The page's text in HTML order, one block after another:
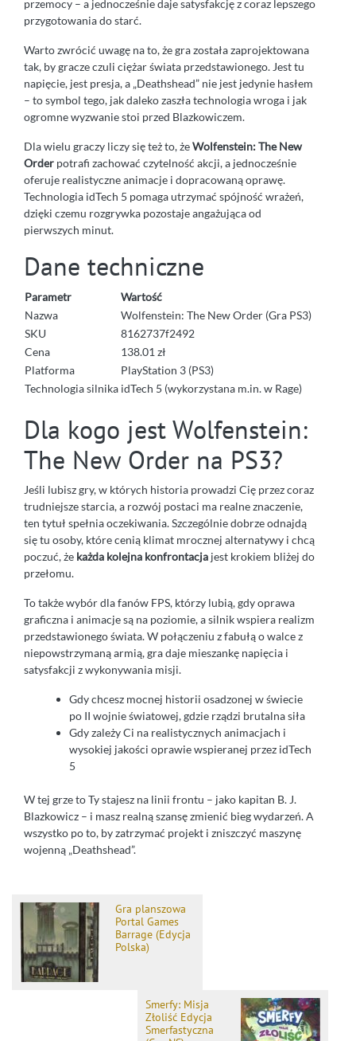
przemocy – a jednocześnie daje satysfakcję z coraz lepszego
przygotowania do starć.
Warto zwrócić uwagę na to, że gra została zaprojektowana
tak, by gracze czuli ciężar świata przedstawionego. Jest tu
napięcie, jest presja, a „Deathshead” nie jest jedynie hasłem
– to symbol tego, jak daleko zaszła technologia wroga i jak
ogromne wyzwanie stoi przed Blazkowiczem.
Dla wielu graczy liczy się też to, żeWolfenstein: The New
Order potrafi zachować czytelność akcji, a jednocześnie
oferuje realistyczne animacje i dopracowaną oprawę.
Technologia idTech 5 pomaga utrzymać spójność wrażeń,
dzięki czemu rozgrywka pozostaje angażująca od
pierwszych minut.
Dane techniczne
Parametr
Wartość
Nazwa
Wolfenstein: The New Order (Gra PS3)
SKU
8162737f2492
Cena
138.01 zł
Platforma
PlayStation 3 (PS3)
Technologia silnika idTech 5 (wykorzystana m.in. w Rage)
Dla kogo jest Wolfenstein:
The New Order na PS3?
Jeśli lubisz gry, w których historia prowadzi Cię przez coraz
trudniejsze starcia, a rozwój postaci ma realne znaczenie,
ten tytuł spełnia oczekiwania. Szczególnie dobrze odnajdą
się tu osoby, które cenią klimat mrocznej alternatywy i chcą
poczuć, że każda kolejna konfrontacja jest krokiem bliżej do
przełomu.
To także wybór dla fanów FPS, którzy lubią, gdy oprawa
graficzna i animacje są na poziomie, a silnik wspiera realizm
przedstawionego świata. W połączeniu z fabułą o walce z
niepowstrzymaną armią, gra daje mieszankę napięcia i
satysfakcji z wykonywania misji.
Gdy chcesz mocnej historii osadzonej w świecie
po II wojnie światowej, gdzie rządzi brutalna siła
Gdy zależy Ci na realistycznych animacjach i
wysokiej jakości oprawie wspieranej przez idTech
5
W tej grze to Ty stajesz na linii frontu – jako kapitan B. J.
Blazkowicz – i masz realną szansę zmienić bieg wydarzeń. A
wszystko po to, by zatrzymać projekt i zniszczyć maszynę
wojenną „Deathshead”.
Gra planszowa
Portal Games
Barrage (Edycja
Polska)
Smerfy: Misja
Złoliść Edycja
Smerfastyczna